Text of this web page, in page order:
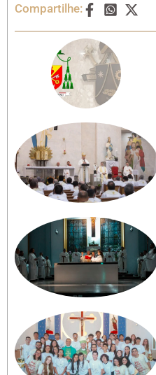
Compartilhe: